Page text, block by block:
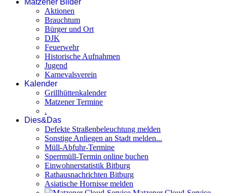
Aktionen
Brauchtum
Bürger und Ort
DJK
Feuerwehr
Historische Aufnahmen
Jugend
Karnevalsverein
Kalender
Grillhüttenkalender
Matzener Termine
.
Dies&Das
Defekte Straßenbeleuchtung melden
Sonstige Anliegen an Stadt melden...
Müll-Abfuhr-Termine
Sperrmüll-Termin online buchen
Einwohnerstatistik Bitburg
Rathausnachrichten Bitburg
Asiatische Hornisse melden